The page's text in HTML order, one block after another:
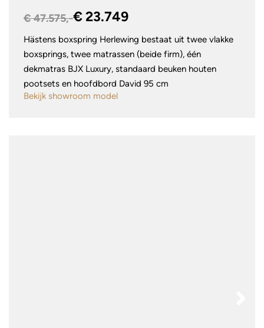
€ 47.575,-€ 23.749
Hästens boxspring Herlewing bestaat uit twee vlakke
boxsprings, twee matrassen (beide firm), één
dekmatras BJX Luxury, standaard beuken houten
pootsets en hoofdbord David 95 cm
Bekijk showroom model